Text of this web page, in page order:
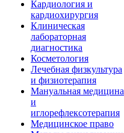
Кардиология и
кардиохирургия
Клиническая
лабораторная
диагностика
Косметология
Лечебная физкультура
и физиотерапия
Мануальная медицина
и
иглорефлексотерапия
Медицинское право